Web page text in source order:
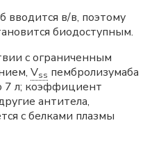
вводится в/в, поэтому
биодоступным.
с ограниченным
Vss пембролизумаба
7 л; коэффициент
антитела,
с белками плазмы